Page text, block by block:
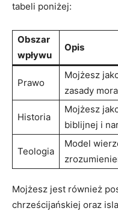
tabeli ‌poniżej:
Obszar
wpływu
Opis
Prawo
Mojżesz
zasady
Historia
Mojżesz​
biblijnej i
Teologia
Model
Mojżesz jest również
chrześcijańskiej oraz